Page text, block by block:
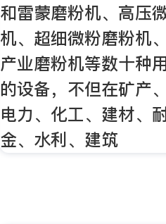
和雷蒙磨粉机、高压
机、超细微粉磨粉机
产业磨粉机等数十种
的设备，不但在矿产、
电力、化工、建材、
金、水利、建筑